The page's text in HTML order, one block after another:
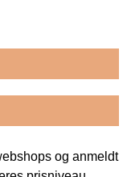
og anmeldt